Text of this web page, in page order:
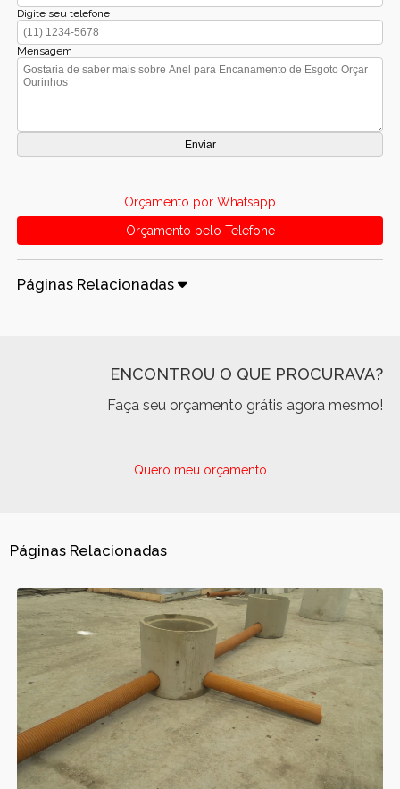
Digite seu telefone
Mensagem
Orçamento por Whatsapp
Orçamento pelo Telefone
Páginas Relacionadas
ENCONTROU O QUE PROCURAVA?
Faça seu orçamento grátis agora mesmo!
Quero meu orçamento
Páginas Relacionadas